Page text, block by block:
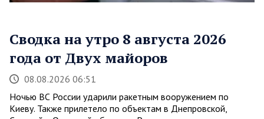
Сводка на утро 8 августа 2026
года от Двух майоров
08.08.2026 06:51
Ночью ВС России ударили ракетным вооружением по
Киеву. Также прилетело по объектам в Днепровской,